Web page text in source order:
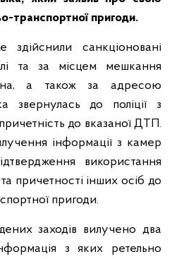
транспортної пригоди.
здійснили санкціоновані
та за місцем мешкання
а також за адресою
звернулась до поліції з
до вказаної ДТП.
інформації з камер
використання
причетності інших осіб до
пригоди.
заходів вилучено два
з яких ретельно